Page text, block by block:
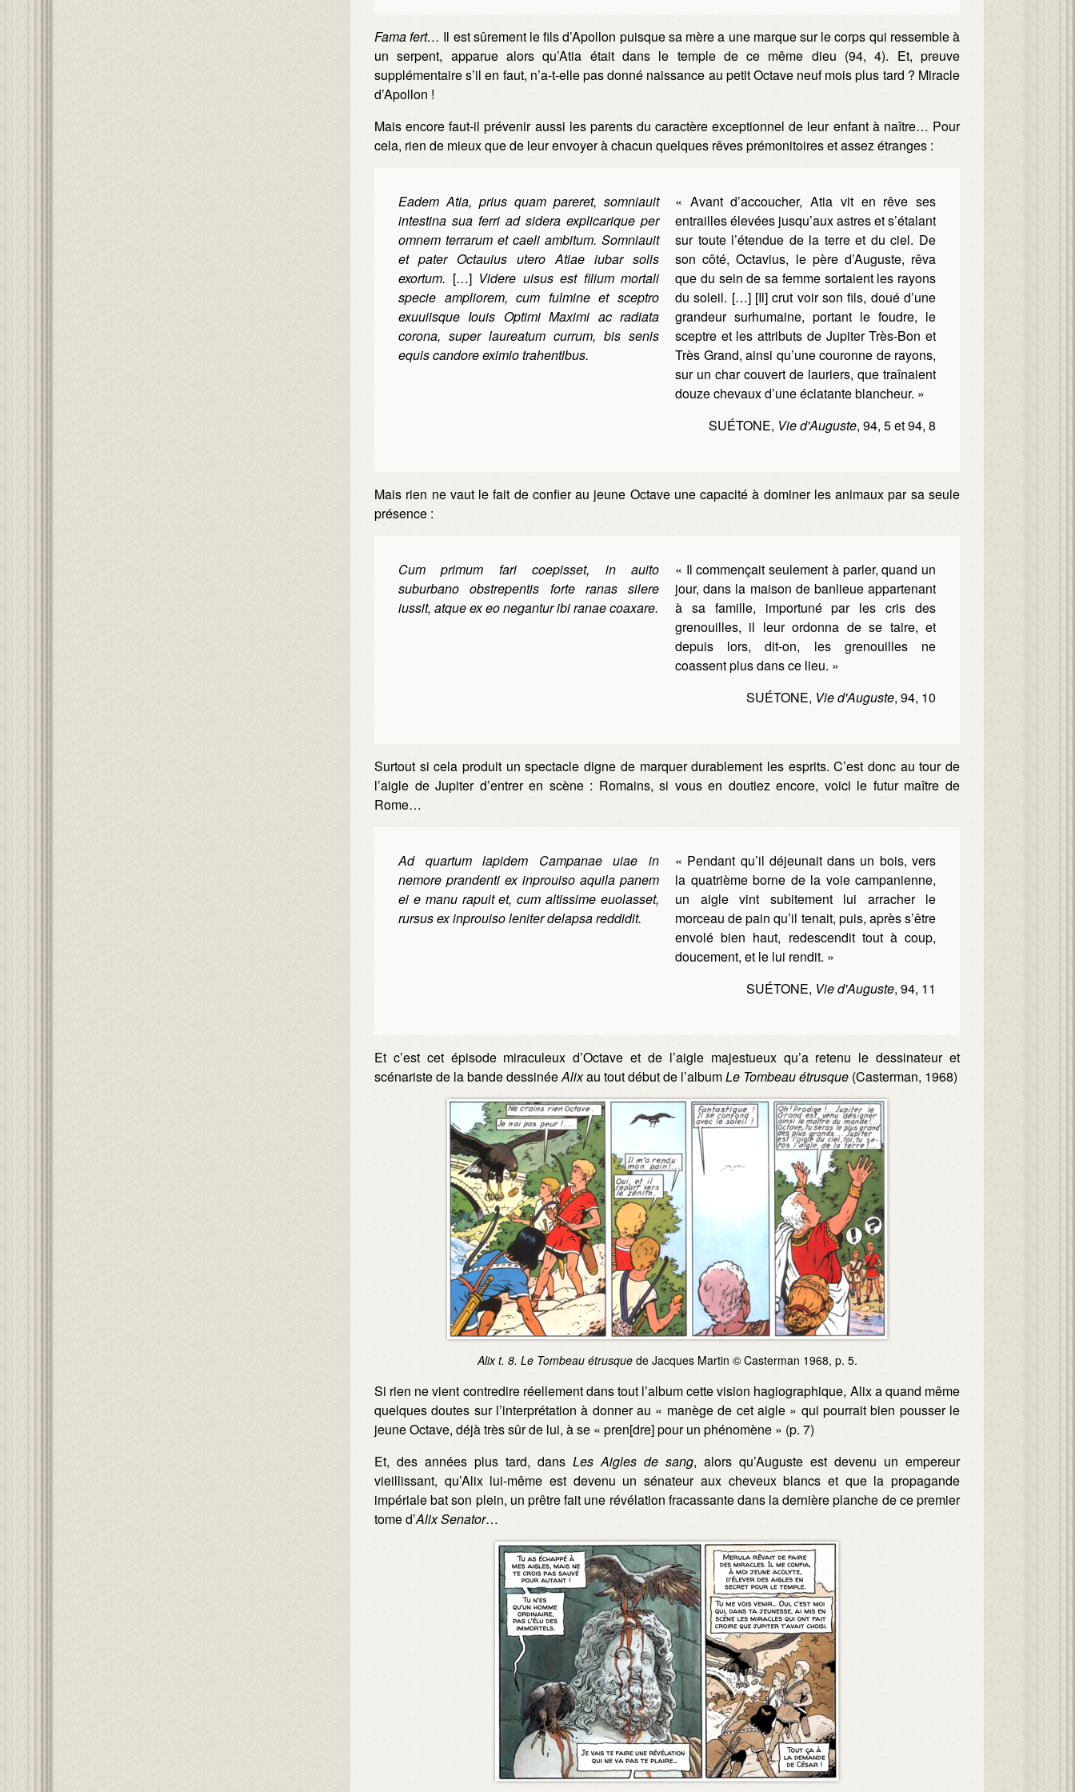
Fama fert… Il est sûrement le fils d’Apollon puisque sa mère a une marque sur le corps qui ressemble à
un serpent, apparue alors qu’Atia était dans le temple de ce même dieu (94, 4). Et, preuve
supplémentaire s’il en faut, n’a-t-elle pas donné naissance au petit Octave neuf mois plus tard ? Miracle
d’Apollon !
Mais encore faut-il prévenir aussi les parents du caractère exceptionnel de leur enfant à naître… Pour
cela, rien de mieux que de leur envoyer à chacun quelques rêves prémonitoires et assez étranges :
Eadem Atia, prius quam pareret, somniauit
intestina sua ferri ad sidera explicarique per
omnem terrarum et caeli ambitum. Somniauit
et pater Octauius utero Atiae iubar solis
exortum. […] Videre uisus est filium mortali
specie ampliorem, cum fulmine et sceptro
exuuiisque Iouis Optimi Maximi ac radiata
corona, super laureatum currum, bis senis
equis candore eximio trahentibus.
« Avant d’accoucher, Atia vit en rêve ses
entrailles élevées jusqu’aux astres et s’étalant
sur toute l’étendue de la terre et du ciel. De
son côté, Octavius, le père d’Auguste, rêva
que du sein de sa femme sortaient les rayons
du soleil. […] [Il] crut voir son fils, doué d’une
grandeur surhumaine, portant le foudre, le
sceptre et les attributs de Jupiter Très-Bon et
Très Grand, ainsi qu’une couronne de rayons,
sur un char couvert de lauriers, que traînaient
douze chevaux d’une éclatante blancheur. »
SUÉTONE, Vie d'Auguste, 94, 5 et 94, 8
Mais rien ne vaut le fait de confier au jeune Octave une capacité à dominer les animaux par sa seule
présence :
Cum primum fari coepisset, in auito
suburbano obstrepentis forte ranas silere
iussit, atque ex eo negantur ibi ranae coaxare.
« Il commençait seulement à parler, quand un
jour, dans la maison de banlieue appartenant
à sa famille, importuné par les cris des
grenouilles, il leur ordonna de se taire, et
depuis lors, dit-on, les grenouilles ne
coassent plus dans ce lieu. »
SUÉTONE, Vie d'Auguste, 94, 10
Surtout si cela produit un spectacle digne de marquer durablement les esprits. C’est donc au tour de
l’aigle de Jupiter d’entrer en scène : Romains, si vous en doutiez encore, voici le futur maître de
Rome…
Ad quartum lapidem Campanae uiae in
nemore prandenti ex inprouiso aquila panem
ei e manu rapuit et, cum altissime euolasset,
rursus ex inprouiso leniter delapsa reddidit.
« Pendant qu’il déjeunait dans un bois, vers
la quatrième borne de la voie campanienne,
un aigle vint subitement lui arracher le
morceau de pain qu’il tenait, puis, après s’être
envolé bien haut, redescendit tout à coup,
doucement, et le lui rendit. »
SUÉTONE, Vie d'Auguste, 94, 11
Et c’est cet épisode miraculeux d’Octave et de l’aigle majestueux qu’a retenu le dessinateur et
scénariste de la bande dessinéeAlixau tout début de l’albumLe Tombeau étrusque (Casterman, 1968)
Image :
Alix t. 8. Le Tombeau étrusquede Jacques Martin © Casterman 1968, p. 5.
Si rien ne vient contredire réellement dans tout l’album cette vision hagiographique, Alix a quand même
quelques doutes sur l’interprétation à donner au « manège de cet aigle » qui pourrait bien pousser le
jeune Octave, déjà très sûr de lui, à se « pren[dre] pour un phénomène » (p. 7)
Et, des années plus tard, dans Les Aigles de sang, alors qu’Auguste est devenu un empereur
vieillissant, qu’Alix lui-même est devenu un sénateur aux cheveux blancs et que la propagande
impériale bat son plein, un prêtre fait une révélation fracassante dans la dernière planche de ce premier
tome d’Alix Senator…
Image :